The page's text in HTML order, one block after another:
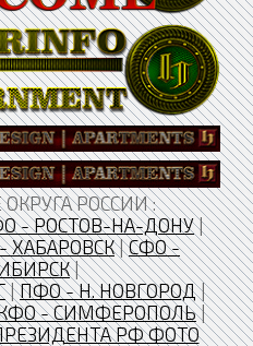
РОССИИ :
- РОСТОВ-НА-ДОНУ|
ХАБАРОВСК|СФО -
|
|ПФО - Н. НОВГОРОД|
- СИМФЕРОПОЛЬ|
РФ ФОТО